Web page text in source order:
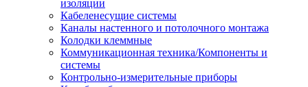
изоляции
Кабеленесущие системы
Каналы настенного и потолочного монтажа
Колодки клеммные
Коммуникационная техника/Компоненты и
системы
Контрольно-измерительные приборы